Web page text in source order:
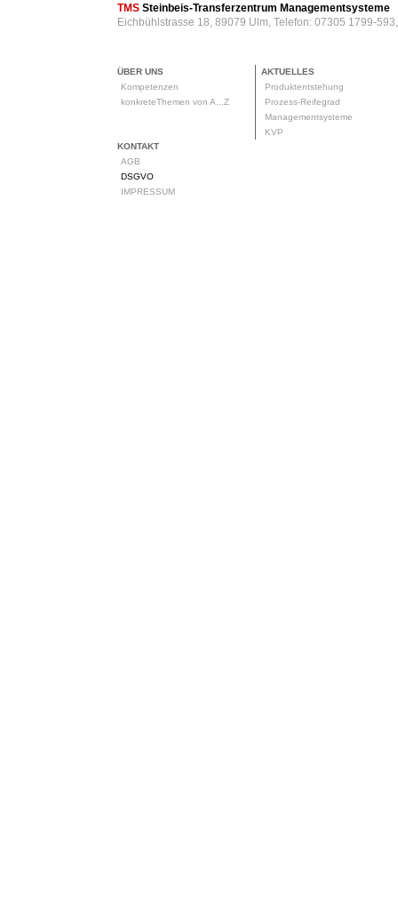
TMS Steinbeis-Transferzentrum Managementsysteme
Eichbühlstrasse 18, 89079 Ulm, Telefon: 07305 1799-
ÜBER UNS
Kompetenzen
konkreteThemen von A...Z
AKTUELLES
Produktentstehung
Prozess-Reifegrad
Managementsysteme
KVP
KONTAKT
AGB
DSGVO
IMPRESSUM